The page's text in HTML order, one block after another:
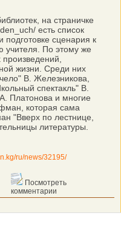
на страничке
den_uch/ есть список
подготовке сценария к
учителя. По этому же
жизни. Среди них
В. Железникова,
спектакль" В.
Платонова и многие
которая сама
"Вверх по лестнице,
литературы.
ru/news/32195/
Посмотреть
комментарии